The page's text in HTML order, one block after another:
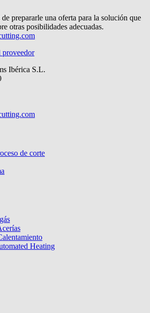
de prepararle una oferta para la solución que
otras posibilidades adecuadas.
Ibérica S.L.
de corte
Heating